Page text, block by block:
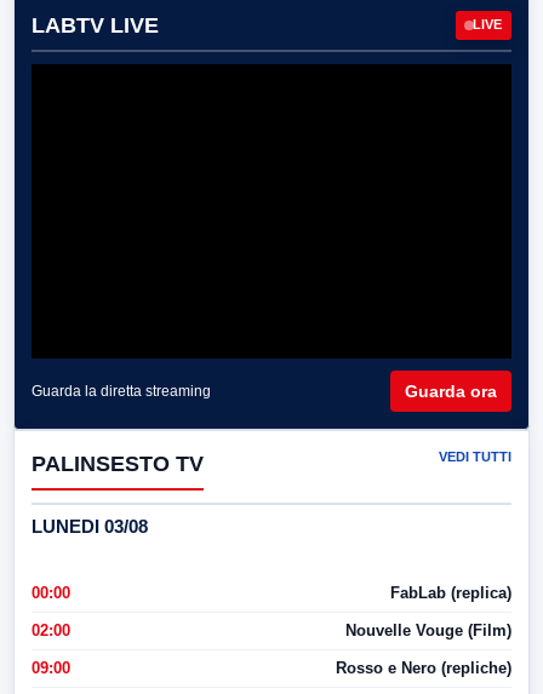
LABTV LIVE LIVE
Guarda la diretta streaming Guarda ora
PALINSESTO TV VEDI TUTTI
LUNEDI 03/08
00:00 FabLab (replica)
02:00 Nouvelle Vouge (Film)
09:00 Rosso e Nero (repliche)